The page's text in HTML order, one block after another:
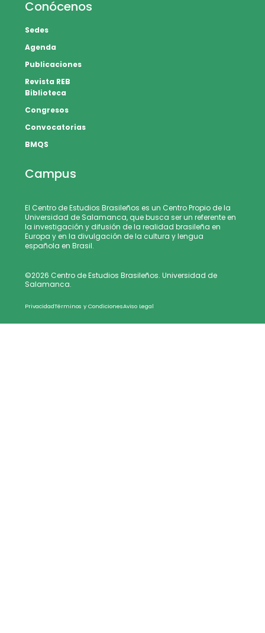
Conócenos
Sedes
Agenda
Publicaciones
Revista REB
Biblioteca
Congresos
Convocatorias
BMQS
Campus
El Centro de Estudios Brasileños es un Centro Propio de la
Universidad de Salamanca, que busca ser un referente en
la investigación y difusión de la realidad brasileña en
Europa y en la divulgación de la cultura y lengua
española en Brasil.
©2026 Centro de Estudios Brasileños. Universidad de
Salamanca.
PrivacidadTérminos y CondicionesAviso Legal